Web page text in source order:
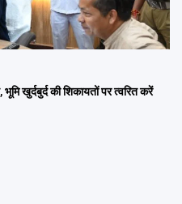
खुर्दबुर्द की शिकायतों पर त्वरित करें